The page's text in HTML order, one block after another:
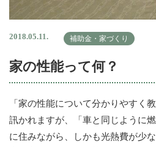
2018.05.11. 補助金・家づくり
家の性能って何？
「家の性能について分かりやすく
訊かれますが、「車と同じように
に住みながら、しかも光熱費が少